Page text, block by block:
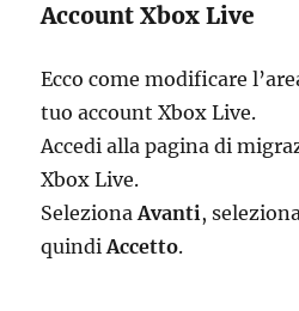
Account Xbox Live
Ecco come modificare
tuo account Xbox Live.
Accedi alla pagina di
Xbox Live.
SelezionaAvanti,
quindiAccetto.